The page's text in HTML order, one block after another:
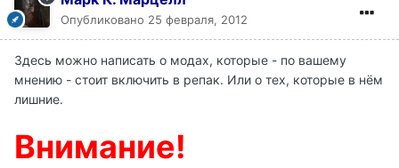
Опубликовано 25 февраля, 2012
Здесь можно написать о модах, которые - по вашему
мнению - стоит включить в репак. Или о тех, которые в нём
лишние.
Внимание!